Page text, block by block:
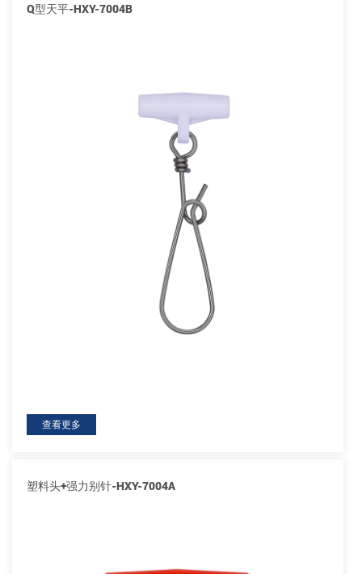
Q型天平-HXY-7004B
查看更多
塑料头+强力别针-HXY-7004A